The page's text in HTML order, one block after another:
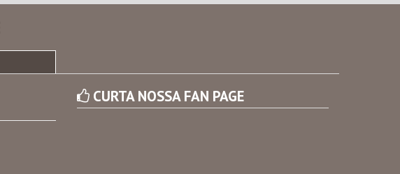
CURTA NOSSA FAN PAGE